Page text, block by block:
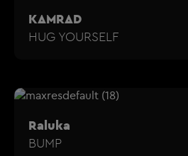
KAMRAD
HUG YOURSELF
Raluka
BUMP